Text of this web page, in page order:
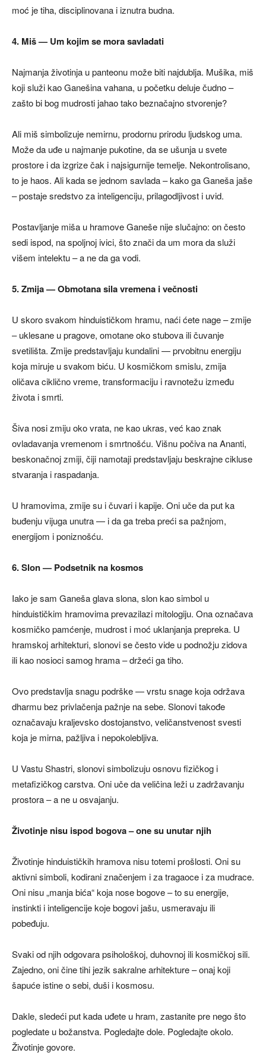
moć je tiha, disciplinovana i iznutra budna.
4. Miš — Um kojim se mora savladati
Najmanja životinja u panteonu može biti najdublja. Mušika, miš
koji služi kao Ganešina vahana, u početku deluje čudno –
zašto bi bog mudrosti jahao tako beznačajno stvorenje?
Ali miš simbolizuje nemirnu, prodornu prirodu ljudskog uma.
Može da uđe u najmanje pukotine, da se ušunja u svete
prostore i da izgrize čak i najsigurnije temelje. Nekontrolisano,
to je haos. Ali kada se jednom savlada – kako ga Ganeša jaše
– postaje sredstvo za inteligenciju, prilagodljivost i uvid.
Postavljanje miša u hramove Ganeše nije slučajno: on često
sedi ispod, na spoljnoj ivici, što znači da um mora da služi
višem intelektu – a ne da ga vodi.
5. Zmija — Obmotana sila vremena i večnosti
U skoro svakom hinduističkom hramu, naći ćete nage – zmije
– uklesane u pragove, omotane oko stubova ili čuvanje
svetilišta. Zmije predstavljaju kundalini — prvobitnu energiju
koja miruje u svakom biću. U kosmičkom smislu, zmija
oličava ciklično vreme, transformaciju i ravnotežu između
života i smrti.
Šiva nosi zmiju oko vrata, ne kao ukras, već kao znak
ovladavanja vremenom i smrtnošću. Višnu počiva na Ananti,
beskonačnoj zmiji, čiji namotaji predstavljaju beskrajne cikluse
stvaranja i raspadanja.
U hramovima, zmije su i čuvari i kapije. Oni uče da put ka
buđenju vijuga unutra — i da ga treba preći sa pažnjom,
energijom i poniznošću.
6. Slon — Podsetnik na kosmos
Iako je sam Ganeša glava slona, slon kao simbol u
hinduističkim hramovima prevazilazi mitologiju. Ona označava
kosmičko pamćenje, mudrost i moć uklanjanja prepreka. U
hramskoj arhitekturi, slonovi se često vide u podnožju zidova
ili kao nosioci samog hrama – držeći ga tiho.
Ovo predstavlja snagu podrške — vrstu snage koja održava
dharmu bez privlačenja pažnje na sebe. Slonovi takođe
označavaju kraljevsko dostojanstvo, veličanstvenost svesti
koja je mirna, pažljiva i nepokolebljiva.
U Vastu Shastri, slonovi simbolizuju osnovu fizičkog i
metafizičkog carstva. Oni uče da veličina leži u zadržavanju
prostora – a ne u osvajanju.
Životinje nisu ispod bogova – one su unutar njih
Životinje hinduističkih hramova nisu totemi prošlosti. Oni su
aktivni simboli, kodirani značenjem i za tragaoce i za mudrace.
Oni nisu „manja bića“ koja nose bogove – to su energije,
instinkti i inteligencije koje bogovi jašu, usmeravaju ili
pobeđuju.
Svaki od njih odgovara psihološkoj, duhovnoj ili kosmičkoj sili.
Zajedno, oni čine tihi jezik sakralne arhitekture – onaj koji
šapuće istine o sebi, duši i kosmosu.
Dakle, sledeći put kada uđete u hram, zastanite pre nego što
pogledate u božanstva. Pogledajte dole. Pogledajte okolo.
Životinje govore.